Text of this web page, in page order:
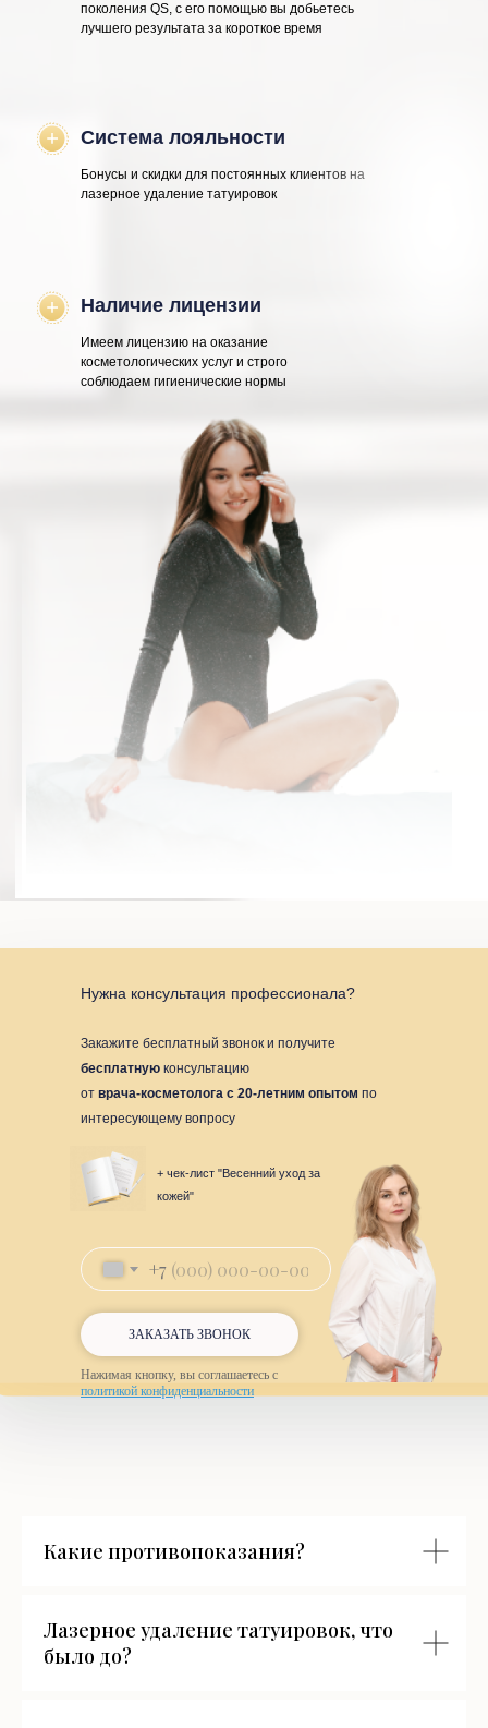
поколения QS, с его помощью вы добьетесь
лучшего результата за короткое время
Система лояльности
Бонусы и скидки для постоянных клиентов на
лазерное удаление татуировок
Наличие лицензии
Имеем лицензию на оказание
косметологических услуг и строго
соблюдаем гигиенические нормы
+7
ЗАКАЗАТЬ ЗВОНОК
Нажимая кнопку, вы соглашаетесь с
политикой конфиденциальности
Нужна консультация профессионала?
Закажите бесплатный звонок и получите
бесплатную консультацию
от врача-косметолога с 20-летним опытом по
интересующему вопросу
+ чек-лист "Весенний уход за
кожей"
Какие противопоказания?
Лазерное удаление татуировок, что
было до?